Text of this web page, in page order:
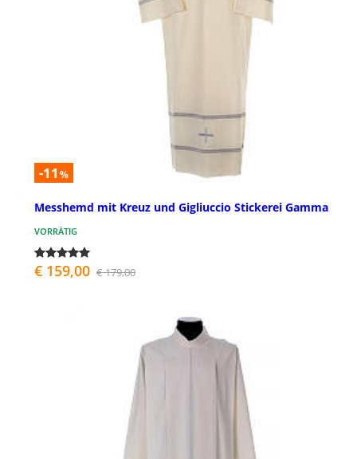
-11 %
Messhemd mit Kreuz und Gigliuccio Stickerei Gamma
VORRÄTIG
€ 159,00 € 179,00